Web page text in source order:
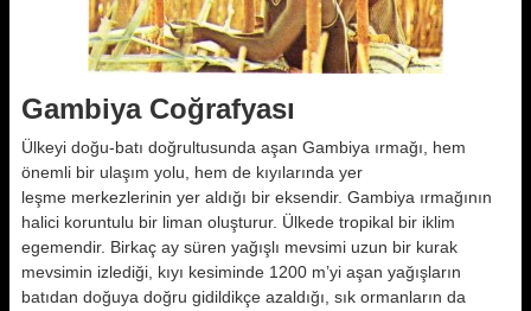
Gambiya Coğrafyası
Ülkeyi doğu-batı doğrultusunda aşan Gambiya ırmağı, hem
önemli bir ulaşım yolu, hem de kıyılarında yer
leşme merkezlerinin yer aldığı bir eksendir. Gambiya ırmağının
halici koruntulu bir liman oluşturur. Ülkede tropikal bir iklim
egemendir. Birkaç ay süren yağışlı mevsimi uzun bir kurak
mevsimin izlediği, kıyı kesiminde 1200 m’yi aşan yağışların
batıdan doğuya doğru gidildikçe azaldığı, sık ormanların da